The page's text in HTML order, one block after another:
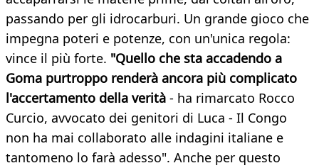
passando per gli idrocarburi. Un grande gioco che
impegna poteri e potenze, con un'unica regola:
vince il più forte. "Quello che sta accadendo a
Goma purtroppo renderà ancora più complicato
l'accertamento della verità - ha rimarcato Rocco
Curcio, avvocato dei genitori di Luca - Il Congo
non ha mai collaborato alle indagini italiane e
tantomeno lo farà adesso". Anche per questo